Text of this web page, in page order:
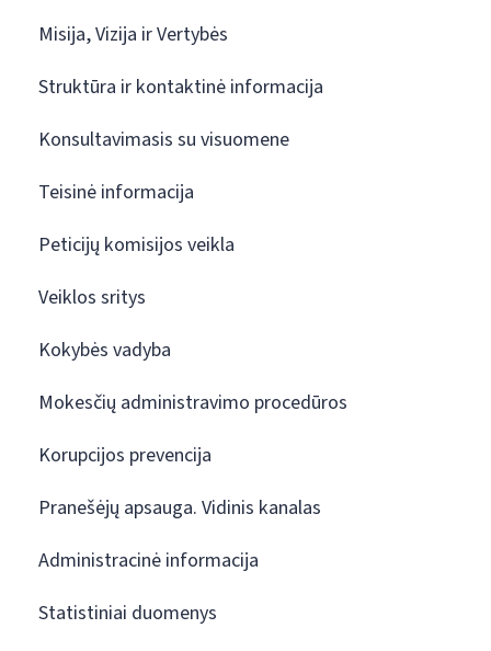
Misija, Vizija ir Vertybės
Struktūra ir kontaktinė informacija
Konsultavimasis su visuomene
Teisinė informacija
Peticijų komisijos veikla
Veiklos sritys
Kokybės vadyba
Mokesčių administravimo procedūros
Korupcijos prevencija
Pranešėjų apsauga. Vidinis kanalas
Administracinė informacija
Statistiniai duomenys